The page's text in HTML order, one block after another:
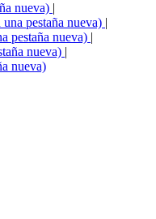
nueva) |
una pestaña nueva) |
pestaña nueva) |
nueva) |
nueva)